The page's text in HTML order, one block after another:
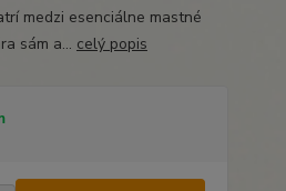
medzi esenciálne mastné
sám a... celý popis